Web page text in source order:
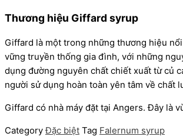
Thương hiệu Giffard syrup
Giffard là một trong những thương hiệu
vững truyền thống gia đình, với những
dụng đường nguyên chất chiết xuất từ củ
người sử dụng hoàn toàn yên tâm về chất
Giffard có nhà máy đặt tại Angers. Đây là
Category Đặc biệt Tag Falernum syrup